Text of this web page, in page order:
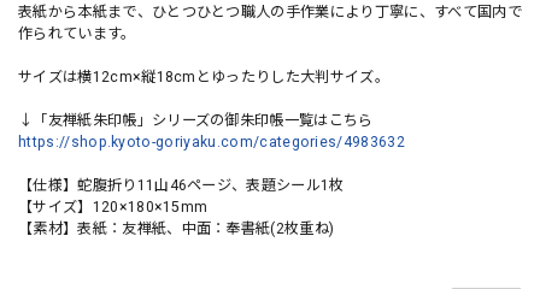
表紙から本紙まで、ひとつひとつ職人の手作業により丁寧に、すべて国内で
作られています。
サイズは横12cm×縦18cmとゆったりした大判サイズ。
↓「友禅紙朱印帳」シリーズの御朱印帳一覧はこちら
https://shop.kyoto-goriyaku.com/categories/4983632
【仕様】蛇腹折り11山46ページ、表題シール1枚
【サイズ】120×180×15mm
【素材】表紙：友禅紙、中面：奉書紙(2枚重ね)